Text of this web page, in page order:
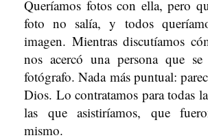
Queríamos fotos con ella, pero
foto no salía, y todos
imagen. Mientras discutíamos
nos acercó una persona que
fotógrafo. Nada más puntual:
Dios. Lo contratamos para todas
las que asistiríamos, que
mismo.